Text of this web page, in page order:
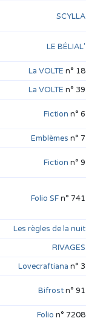
SCYLLA
LE BÉLIAL'
La VOLTE n° 18
La VOLTE n° 39
Fiction n° 6
Emblèmes n° 7
Fiction n° 9
Folio SFn° 741
Les règles de la nuit
RIVAGES
Lovecraftiana n° 3
Bifrostn° 91
Folio n° 7208